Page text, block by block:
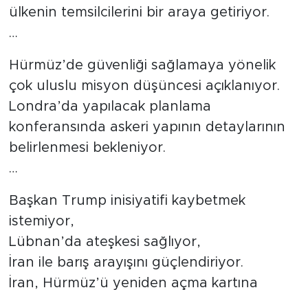
ülkenin temsilcilerini bir araya getiriyor.
…
Hürmüz’de güvenliği sağlamaya yönelik
çok uluslu misyon düşüncesi açıklanıyor.
Londra’da yapılacak planlama
konferansında askeri yapının detaylarının
belirlenmesi bekleniyor.
…
Başkan Trump inisiyatifi kaybetmek
istemiyor,
Lübnan’da ateşkesi sağlıyor,
İran ile barış arayışını güçlendiriyor.
İran, Hürmüz’ü yeniden açma kartına